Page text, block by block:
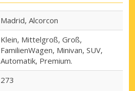
Madrid, Alcorcon
Klein, Mittelgroß, Groß,
FamilienWagen, Minivan, SUV,
Automatik, Premium.
273